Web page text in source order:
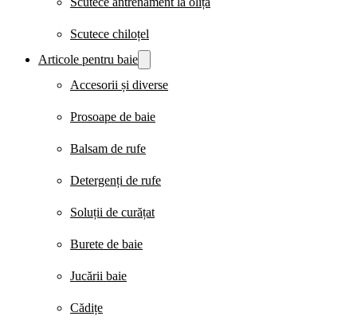
Scutece chiloțel
Articole pentru baie
Accesorii și diverse
Prosoape de baie
Balsam de rufe
Detergenți de rufe
Soluții de curățat
Burete de baie
Jucării baie
Cădițe